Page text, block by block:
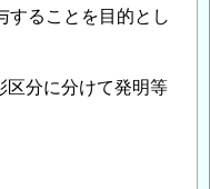
することを目的とし
区分に分けて発明等